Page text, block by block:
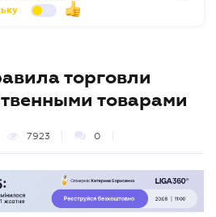
торговли
товарами
7923 0